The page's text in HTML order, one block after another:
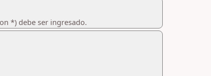
*) debe ser ingresado.